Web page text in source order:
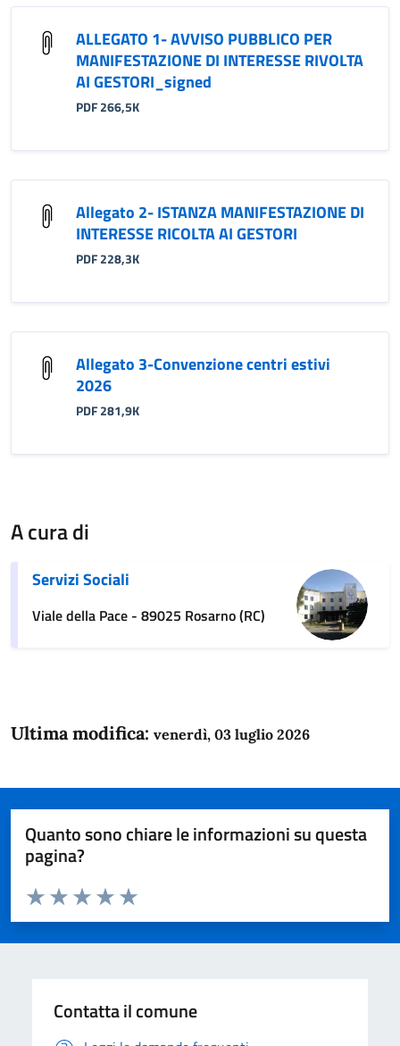
ALLEGATO 1- AVVISO PUBBLICO PER
MANIFESTAZIONE DI INTERESSE RIVOLTA
AI GESTORI_signed
PDF 266,5K
Allegato 2- ISTANZA MANIFESTAZIONE DI
INTERESSE RICOLTA AI GESTORI
PDF 228,3K
Allegato 3-Convenzione centri estivi
2026
PDF 281,9K
A cura di
Servizi Sociali
Viale della Pace - 89025 Rosarno (RC)
Ultima modifica: venerdì, 03 luglio 2026
Quanto sono chiare le informazioni su questa
pagina?
Domanda
Valuta da 1 a 5 stelle la pagina
Valuta 5 stelle su 5
Valuta 4 stelle su 5
Valuta 3 stelle su 5
Valuta 2 stelle su 5
Valuta 1 stelle su 5
Contatta il comune